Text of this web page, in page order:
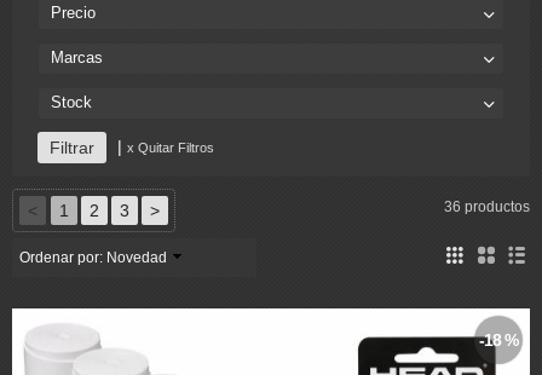
Precio
Marcas
Stock
| x Quitar Filtros
< 1 2 3 > 36 productos
Ordenar por: Novedad
-18 %